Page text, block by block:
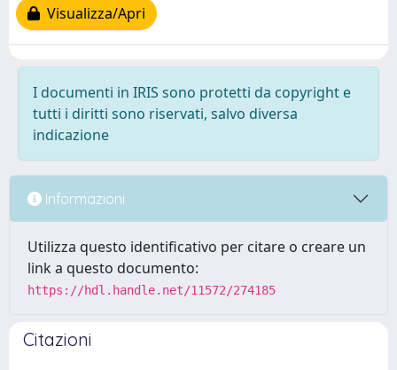
Visualizza/Apri
I documenti in IRIS sono protetti da copyright e
tutti i diritti sono riservati, salvo diversa
indicazione
Informazioni
Utilizza questo identificativo per citare o creare un
link a questo documento:
https://hdl.handle.net/11572/274185
Citazioni